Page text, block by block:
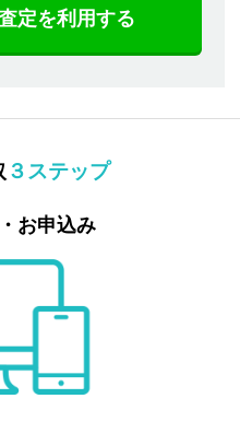
定を利用する
３ステップ
お申込み